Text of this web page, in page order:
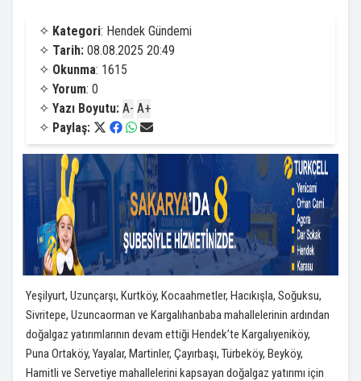
✧ Kategori: Hendek Gündemi
✧ Tarih: 08.08.2025 20:49
✧ Okunma: 1615
✧ Yorum: 0
✧ Yazı Boyutu: A- A+
✧ Paylaş:
Yeşilyurt, Uzunçarşı, Kurtköy, Kocaahmetler, Hacıkışla, Soğuksu,
Sivritepe, Uzuncaorman ve Kargalıhanbaba mahallelerinin ardından
doğalgaz yatırımlarının devam ettiği Hendek’te Kargalıyeniköy,
Puna Ortaköy, Yayalar, Martinler, Çayırbaşı, Türbeköy, Beyköy,
Hamitli ve Servetiye mahallelerini kapsayan doğalgaz yatırımı için